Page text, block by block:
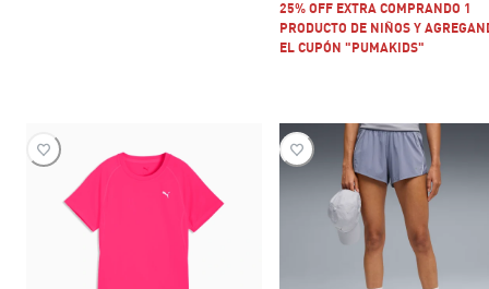
25% OFF EXTRA COMPRANDO 1
PRODUCTO DE NIÑOS Y
EL CUPÓN "PUMAKIDS"